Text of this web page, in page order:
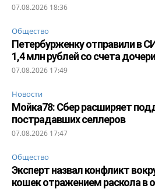
07.08.2026 18:36
Общество
Петербурженку отправили в
1,4 млн рублей со счета дочери
07.08.2026 17:49
Новости
Мойка78: Сбер расширяет
пострадавших селлеров
07.08.2026 17:47
Общество
Эксперт назвал конфликт
кошек отражением раскола в